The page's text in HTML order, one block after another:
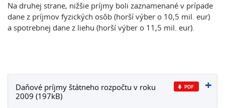
Na druhej strane, nižšie príjmy boli zaznamenané v prípade
dane z príjmov fyzických osôb (horší výber o 10,5 mil. eur)
a spotrebnej dane z liehu (horší výber o 11,5 mil. eur).
Daňové príjmy štátneho rozpočtu v roku
2009 (197kB)